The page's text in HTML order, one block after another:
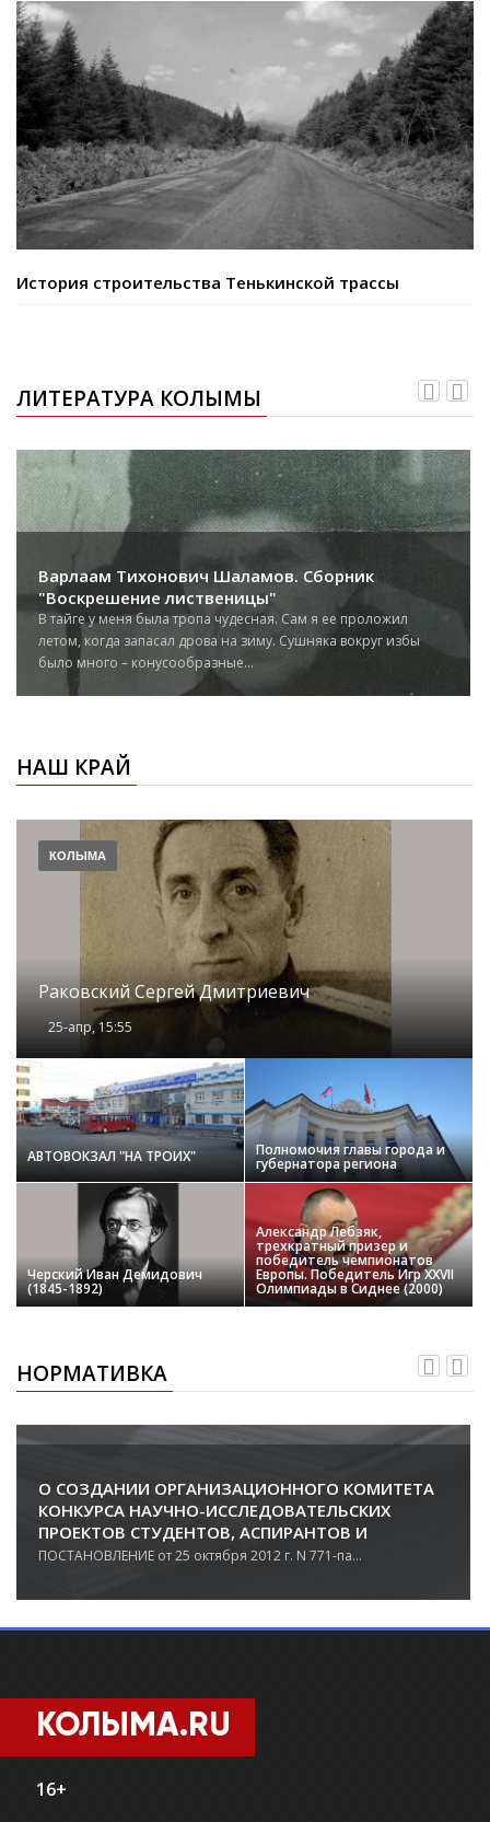
История строительства Тенькинской трассы
ЛИТЕРАТУРА КОЛЫМЫ
Варлаам Тихонович Шаламов. Сборник
"Воскрешение лиственицы"
В тайге у меня была тропа чудесная. Сам я ее проложил
летом, когда запасал дрова на зиму. Сушняка вокруг избы
было много – конусообразные...
НАШ КРАЙ
КОЛЫМА
Раковский Сергей Дмитриевич
25-апр, 15:55
АВТОВОКЗАЛ "НА ТРОИХ" Полномочия главы города и
губернатора региона
Черский Иван Демидович
(1845-1892)
Александр Лебзяк,
трехкратный призер и
победитель чемпионатов
Европы. Победитель Игр XXVII
Олимпиады в Сиднее (2000)
НОРМАТИВКА
О СОЗДАНИИ ОРГАНИЗАЦИОННОГО КОМИТЕТА
КОНКУРСА НАУЧНО-ИССЛЕДОВАТЕЛЬСКИХ
ПРОЕКТОВ СТУДЕНТОВ, АСПИРАНТОВ И
МОЛОДЫХ УЧЕНЫХ "ИННОВАЦИЯ"
ПОСТАНОВЛЕНИЕ от 25 октября 2012 г. N 771-па...
КОЛЫМА.RU
16+